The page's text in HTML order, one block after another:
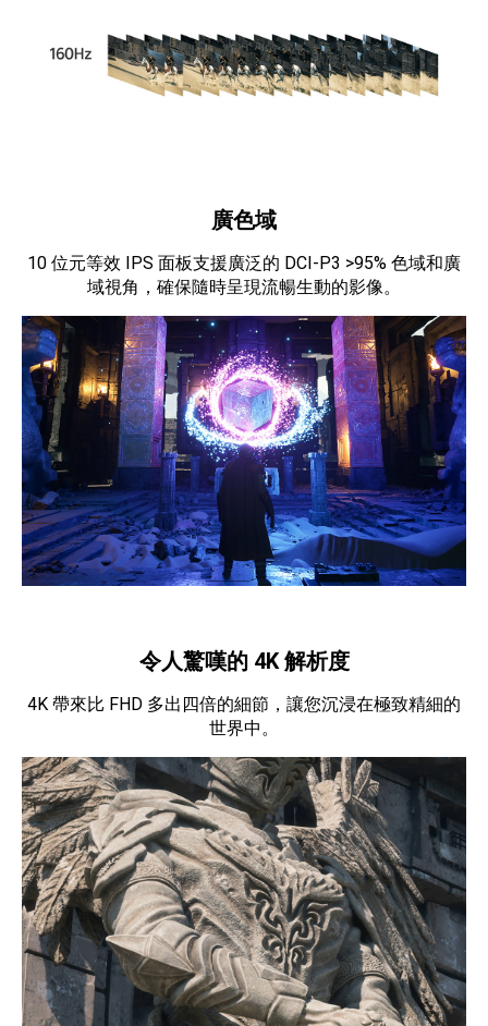
廣色域
10 位元等效 IPS 面板支援廣泛的 DCI-P3 >95% 色域和廣
域視角，確保隨時呈現流暢生動的影像。
令人驚嘆的 4K 解析度
4K 帶來比 FHD 多出四倍的細節，讓您沉浸在極致精細的
世界中。